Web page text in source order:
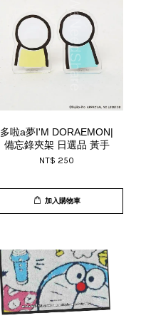
多啦a夢I'M DORAEMON|
備忘錄夾架 日選品 黃手
NT$ 250
加入購物車